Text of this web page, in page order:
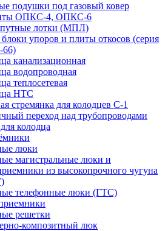
подушки под газовый ковер
ОПКС-4, ОПКС-6
лотки (МПЛ)
упоров и плиты откосов (серия
66)
канализационная
водопроводная
теплосетевая
НТС
стремянка для колодцев С-1
переход над трубопроводами
колодца
люки
магистральные люки и
из высокопрочного чугуна
телефонные люки (ГТС)
решетки
композитный люк